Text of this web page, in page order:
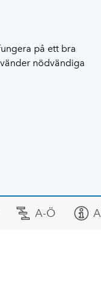
på ett bra
nödvändiga
A-Ö